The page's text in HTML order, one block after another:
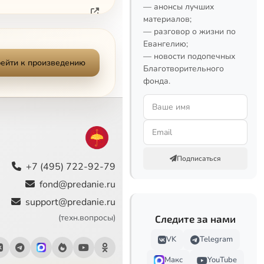
к произведению
+7 (495) 722-92-79
fond@predanie.ru
support@predanie.ru
(техн.вопросы)
— анонсы лучших
материалов;
— разговор о жизни по
Евангелию;
— новости подопечных
Благотворительного
фонда.
Подписаться
Следите за нами
VK
Telegram
Макс
YouTube